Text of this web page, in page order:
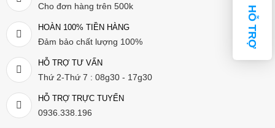
HỖ TRỢ
Cho đơn hàng trên 500k
HOÀN 100% TIỀN HÀNG
Đảm bảo chất lượng 100%
HỖ TRỢ TƯ VẤN
Thứ 2-Thứ 7 : 08g30 - 17g30
HỖ TRỢ TRỰC TUYẾN
0936.338.196